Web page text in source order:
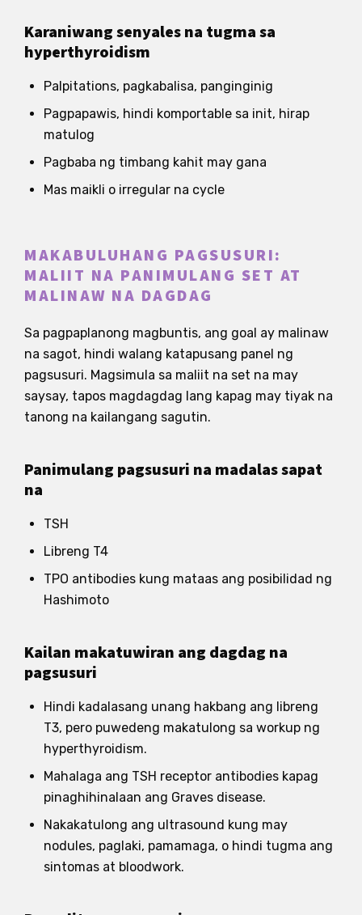
Karaniwang senyales na tugma sa
hyperthyroidism
Palpitations, pagkabalisa, panginginig
Pagpapawis, hindi komportable sa init, hirap
matulog
Pagbaba ng timbang kahit may gana
Mas maikli o irregular na cycle
MAKABULUHANG PAGSUSURI:
MALIIT NA PANIMULANG SET AT
MALINAW NA DAGDAG
Sa pagpaplanong magbuntis, ang goal ay malinaw
na sagot, hindi walang katapusang panel ng
pagsusuri. Magsimula sa maliit na set na may
saysay, tapos magdagdag lang kapag may tiyak na
tanong na kailangang sagutin.
Panimulang pagsusuri na madalas sapat
na
TSH
Libreng T4
TPO antibodies kung mataas ang posibilidad ng
Hashimoto
Kailan makatuwiran ang dagdag na
pagsusuri
Hindi kadalasang unang hakbang ang libreng
T3, pero puwedeng makatulong sa workup ng
hyperthyroidism.
Mahalaga ang TSH receptor antibodies kapag
pinaghihinalaan ang Graves disease.
Nakakatulong ang ultrasound kung may
nodules, paglaki, pamamaga, o hindi tugma ang
sintomas at bloodwork.